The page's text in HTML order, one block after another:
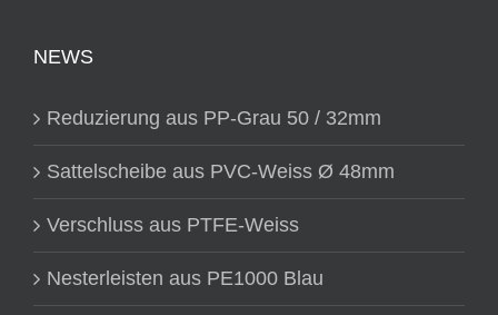
NEWS
Reduzierung aus PP-Grau 50 / 32mm
Sattelscheibe aus PVC-Weiss Ø 48mm
Verschluss aus PTFE-Weiss
Nesterleisten aus PE1000 Blau